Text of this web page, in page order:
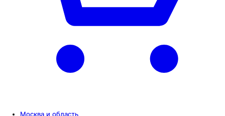
Москва и область